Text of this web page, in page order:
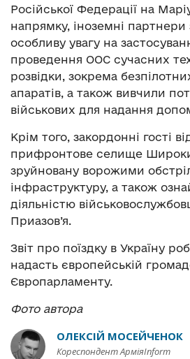
Російської Федерації на
напрямку, іноземні партнери
особливу увагу на
проведення ООС сучасних
розвідки, зокрема
апаратів, а також вивчили
військових для надання
Крім того, закордонні гості
прифронтове селище
зруйновану ворожими
інфраструктуру, а також
діяльністю
Приазов’я.
Звіт про поїздку в Україну
надасть європейській
Європарламенту.
Фото автора
ОЛЕКСІЙ МОСЕЙЧЕНОК
Кореспондент АрміяInform